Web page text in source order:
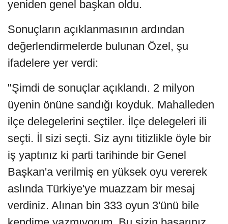
yeniden genel başkan oldu.
Sonuçların açıklanmasının ardından
değerlendirmelerde bulunan Özel, şu
ifadelere yer verdi:
"Şimdi de sonuçlar açıklandı. 2 milyon
üyenin önüne sandığı koyduk. Mahalleden
ilçe delegelerini seçtiler. İlçe delegeleri ili
seçti. İl sizi seçti. Siz aynı titizlikle öyle bir
iş yaptınız ki parti tarihinde bir Genel
Başkan'a verilmiş en yüksek oyu vererek
aslında Türkiye'ye muazzam bir mesaj
verdiniz. Alınan bin 333 oyun 3'ünü bile